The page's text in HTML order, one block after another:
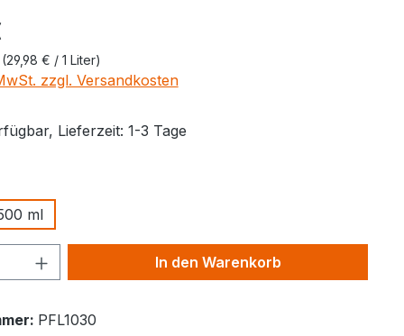
(29,98 € / 1 Liter)
zzgl. Versandkosten
Lieferzeit: 1-3 Tage
ml
Anzahl: Gib den gewünschten Wert
In den Warenkorb
PFL1030